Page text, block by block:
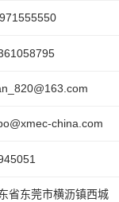
china.com
东莞市横沥镇西城